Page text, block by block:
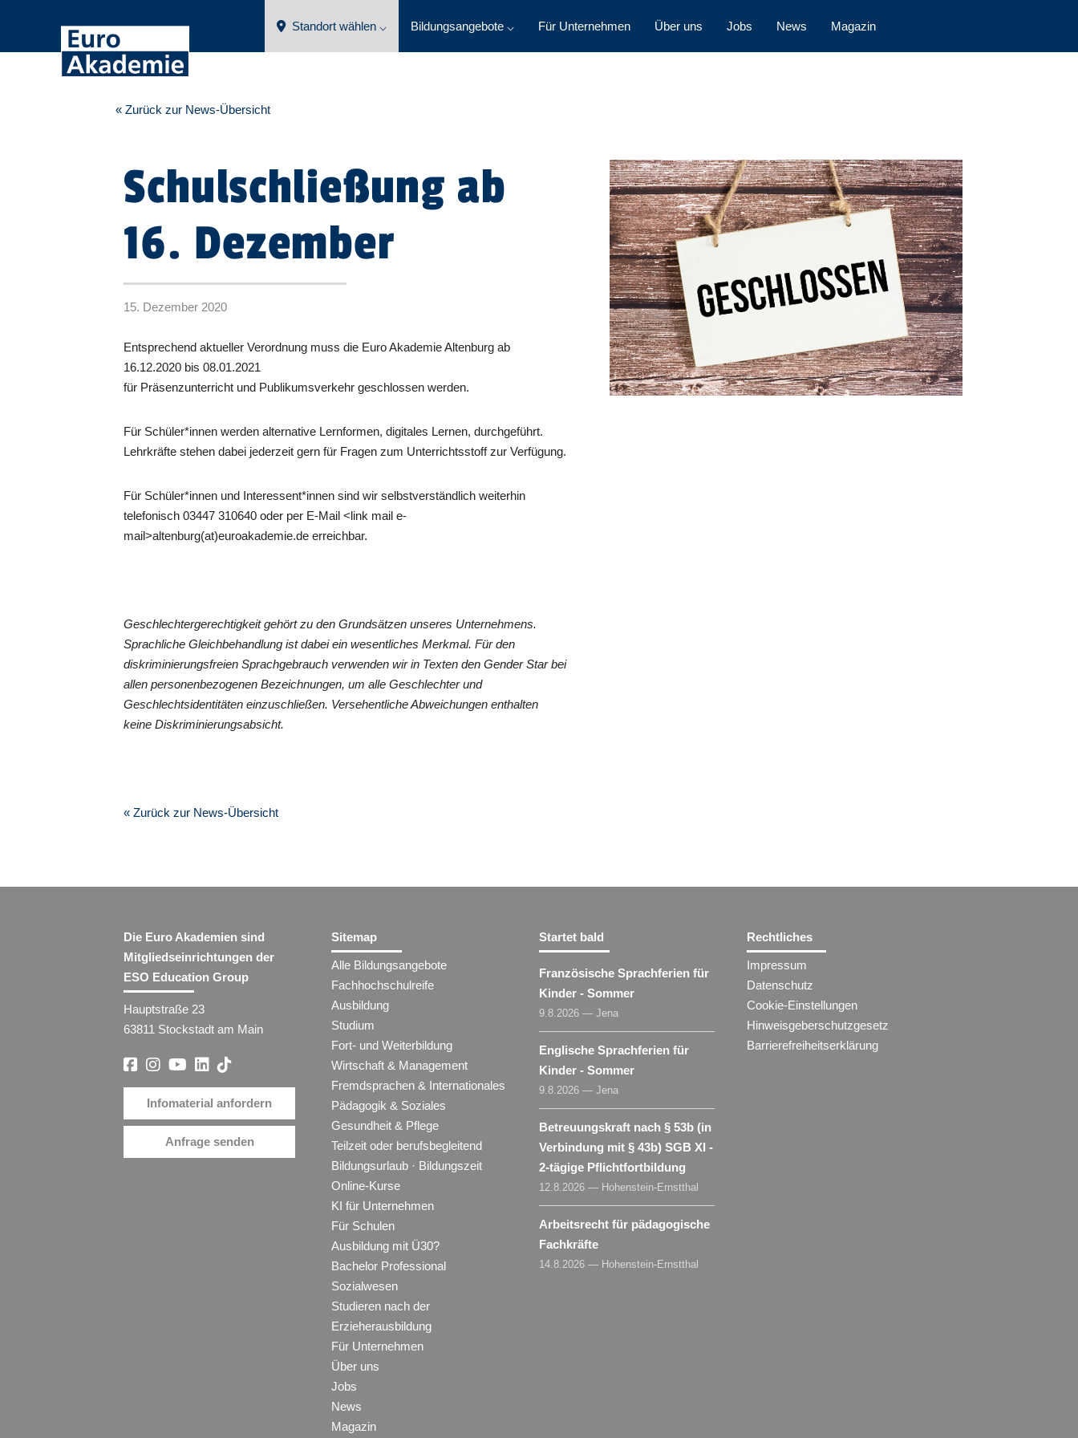
Standort wählen ⌵ Bildungsangebote ⌵ Für Unternehmen Über uns Jobs News Magazin
« Zurück zur News-Übersicht
Schulschließung ab
16. Dezember
15. Dezember 2020
Entsprechend aktueller Verordnung muss die Euro Akademie Altenburg ab
16.12.2020 bis 08.01.2021
für Präsenzunterricht und Publikumsverkehr geschlossen werden.
Für Schüler*innen werden alternative Lernformen, digitales Lernen, durchgeführt.
Lehrkräfte stehen dabei jederzeit gern für Fragen zum Unterrichtsstoff zur Verfügung.
Für Schüler*innen und Interessent*innen sind wir selbstverständlich weiterhin
telefonisch 03447 310640 oder per E-Mail <link mail e-
mail>altenburg(at)euroakademie.de erreichbar.
Geschlechtergerechtigkeit gehört zu den Grundsätzen unseres Unternehmens.
Sprachliche Gleichbehandlung ist dabei ein wesentliches Merkmal. Für den
diskriminierungsfreien Sprachgebrauch verwenden wir in Texten den Gender Star bei
allen personenbezogenen Bezeichnungen, um alle Geschlechter und
Geschlechtsidentitäten einzuschließen. Versehentliche Abweichungen enthalten
keine Diskriminierungsabsicht.
« Zurück zur News-Übersicht
Die Euro Akademien sind
Mitgliedseinrichtungen der
ESO Education Group
Hauptstraße 23
63811 Stockstadt am Main
Infomaterial anfordern
Anfrage senden
Sitemap
Alle Bildungsangebote
Fachhochschulreife
Ausbildung
Studium
Fort- und Weiterbildung
Wirtschaft & Management
Fremdsprachen & Internationales
Pädagogik & Soziales
Gesundheit & Pflege
Teilzeit oder berufsbegleitend
Bildungsurlaub · Bildungszeit
Online-Kurse
KI für Unternehmen
Für Schulen
Ausbildung mit Ü30?
Bachelor Professional
Sozialwesen
Studieren nach der
Erzieherausbildung
Für Unternehmen
Über uns
Jobs
News
Magazin
Startet bald
Französische Sprachferien für
Kinder - Sommer
9.8.2026 — Jena
Englische Sprachferien für
Kinder - Sommer
9.8.2026 — Jena
Betreuungskraft nach § 53b (in
Verbindung mit § 43b) SGB XI -
2-tägige Pflichtfortbildung
12.8.2026 — Hohenstein-Ernstthal
Arbeitsrecht für pädagogische
Fachkräfte
14.8.2026 — Hohenstein-Ernstthal
Rechtliches
Impressum
Datenschutz
Cookie-Einstellungen
Hinweisgeberschutzgesetz
Barrierefreiheitserklärung